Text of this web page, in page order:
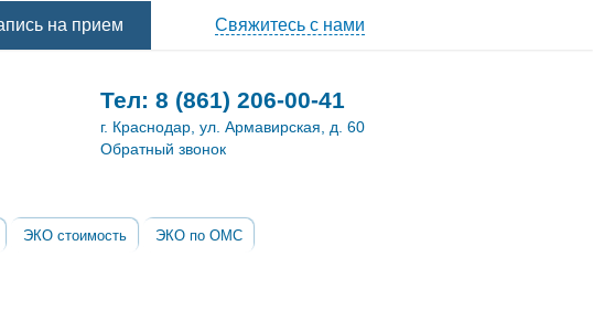
на прием Свяжитесь с нами
Тел: 8 (861) 206-00-41
г. Краснодар, ул. Армавирская, д. 60
Обратный звонок
ЭКО стоимость ЭКО по ОМС